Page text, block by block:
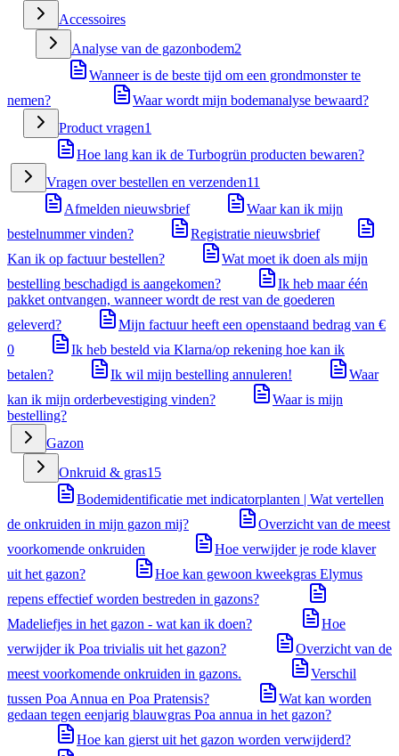
Accessoires
Analyse van de gazonbodem2
Wanneer is de beste tijd om een grondmonster te
nemen?
Waar wordt mijn bodemanalyse bewaard?
Product vragen1
Hoe lang kan ik de Turbogrün producten bewaren?
Vragen over bestellen en verzenden11
Afmelden nieuwsbrief
Waar kan ik mijn
bestelnummer vinden?
Registratie nieuwsbrief
Kan ik op factuur bestellen?
Wat moet ik doen als mijn
bestelling beschadigd is aangekomen?
Ik heb maar één
pakket ontvangen, wanneer wordt de rest van de goederen
geleverd?
Mijn factuur heeft een openstaand bedrag van €
0
Ik heb besteld via Klarna/op rekening hoe kan ik
betalen?
Ik wil mijn bestelling annuleren!
Waar
kan ik mijn orderbevestiging vinden?
Waar is mijn
bestelling?
Gazon
Onkruid & gras15
Bodemidentificatie met indicatorplanten | Wat vertellen
de onkruiden in mijn gazon mij?
Overzicht van de meest
voorkomende onkruiden
Hoe verwijder je rode klaver
uit het gazon?
Hoe kan gewoon kweekgras Elymus
repens effectief worden bestreden in gazons?
Madeliefjes in het gazon - wat kan ik doen?
Hoe
verwijder ik Poa trivialis uit het gazon?
Overzicht van de
meest voorkomende onkruiden in gazons.
Verschil
tussen Poa Annua en Poa Pratensis?
Wat kan worden
gedaan tegen eenjarig blauwgras Poa annua in het gazon?
Hoe kan gierst uit het gazon worden verwijderd?